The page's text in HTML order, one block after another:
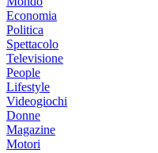
Economia
Politica
Spettacolo
Televisione
People
Lifestyle
Videogiochi
Donne
Magazine
Motori